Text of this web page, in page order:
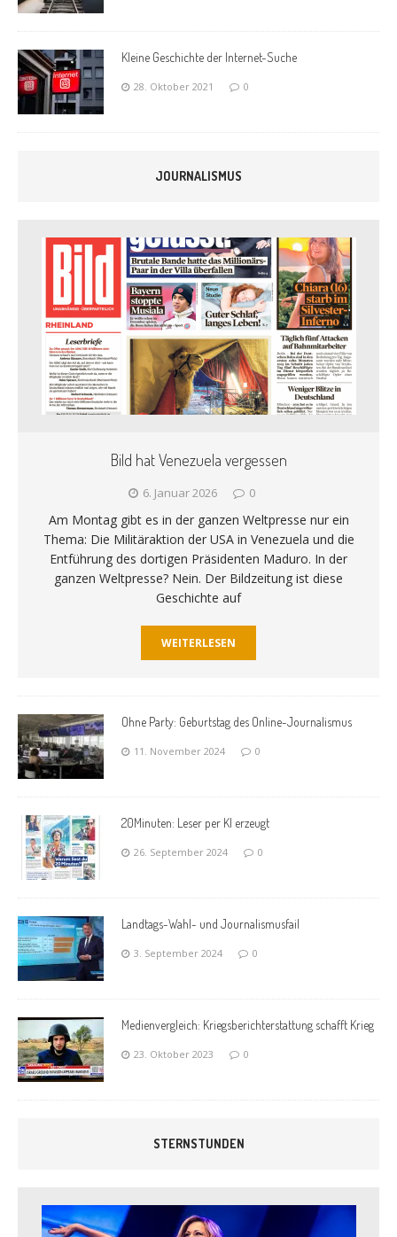
Kleine Geschichte der Internet-Suche
28. Oktober 2021 0
JOURNALISMUS
Bild hat Venezuela vergessen
6. Januar 2026 0
Am Montag gibt es in der ganzen Weltpresse nur ein
Thema: Die Militäraktion der USA in Venezuela und die
Entführung des dortigen Präsidenten Maduro. In der
ganzen Weltpresse? Nein. Der Bildzeitung ist diese
Geschichte auf
WEITERLESEN
Ohne Party: Geburtstag des Online-Journalismus
11. November 2024 0
20Minuten: Leser per KI erzeugt
26. September 2024 0
Landtags-Wahl- und Journalismusfail
3. September 2024 0
Medienvergleich: Kriegsberichterstattung schafft Krieg
23. Oktober 2023 0
STERNSTUNDEN